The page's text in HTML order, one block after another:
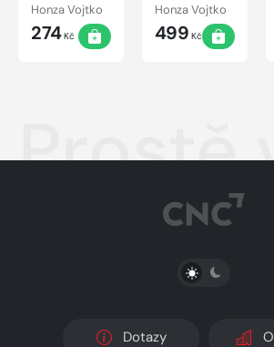
Honza Vojtko
274Kč
Honza Vojtko
499 Kč
Prostě
PŘEPNOUT
Dotazy